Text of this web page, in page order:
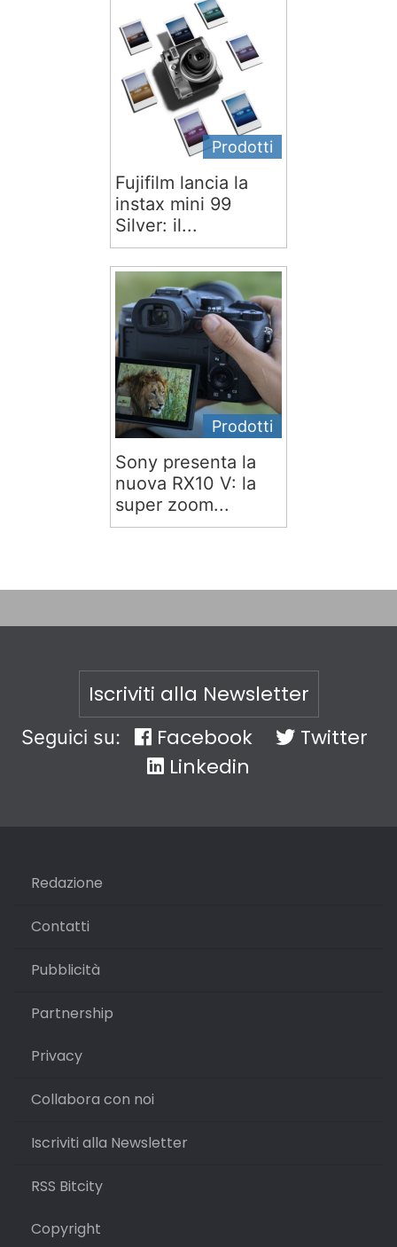
Prodotti
Fujifilm lancia la
instax mini 99
Silver: il...
Prodotti
Sony presenta la
nuova RX10 V: la
super zoom...
Iscriviti alla Newsletter
Seguici su: Facebook
Twitter
Linkedin
Redazione
Contatti
Pubblicità
Partnership
Privacy
Collabora con noi
Iscriviti alla Newsletter
RSS Bitcity
Copyright